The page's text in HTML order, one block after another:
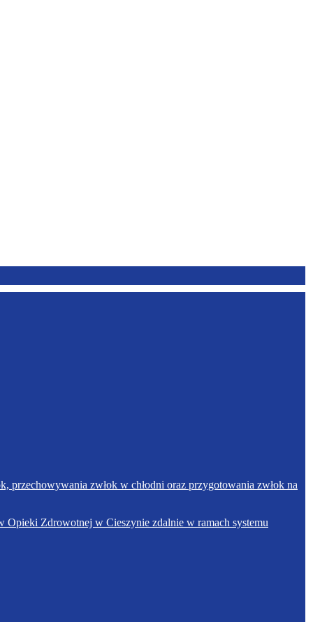
zwłok w chłodni oraz przygotowania zwłok na
Opieki Zdrowotnej w Cieszynie zdalnie w ramach systemu